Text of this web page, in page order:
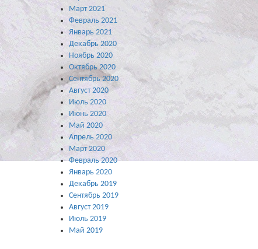
Март 2021
Февраль 2021
Январь 2021
Декабрь 2020
Ноябрь 2020
Октябрь 2020
Сентябрь 2020
Август 2020
Июль 2020
Июнь 2020
Май 2020
Апрель 2020
Март 2020
Февраль 2020
Январь 2020
Декабрь 2019
Сентябрь 2019
Август 2019
Июль 2019
Май 2019